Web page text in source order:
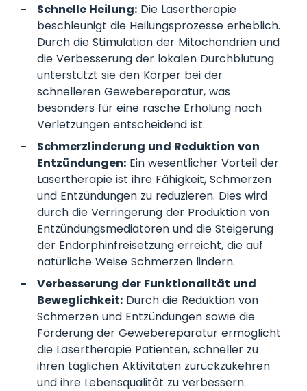
Schnelle Heilung: Die Lasertherapie
beschleunigt die Heilungsprozesse erheblich.
Durch die Stimulation der Mitochondrien und
die Verbesserung der lokalen Durchblutung
unterstützt sie den Körper bei der
schnelleren Gewebereparatur, was
besonders für eine rasche Erholung nach
Verletzungen entscheidend ist.
Schmerzlinderung und Reduktion von
Entzündungen: Ein wesentlicher Vorteil der
Lasertherapie ist ihre Fähigkeit, Schmerzen
und Entzündungen zu reduzieren. Dies wird
durch die Verringerung der Produktion von
Entzündungsmediatoren und die Steigerung
der Endorphinfreisetzung erreicht, die auf
natürliche Weise Schmerzen lindern.
Verbesserung der Funktionalität und
Beweglichkeit: Durch die Reduktion von
Schmerzen und Entzündungen sowie die
Förderung der Gewebereparatur ermöglicht
die Lasertherapie Patienten, schneller zu
ihren täglichen Aktivitäten zurückzukehren
und ihre Lebensqualität zu verbessern.